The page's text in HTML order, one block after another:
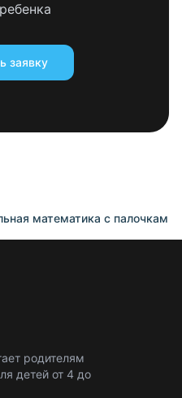
заявку
математика с палочками
родителям
детей от 4 до